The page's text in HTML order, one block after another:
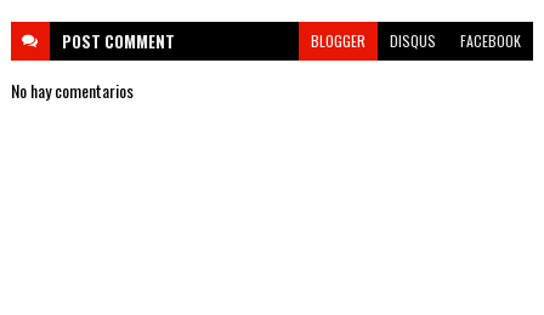
POST COMMENT BLOGGER DISQUS FACEBOOK
No hay comentarios